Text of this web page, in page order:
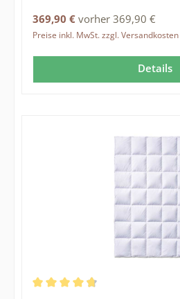
Regulärer Preis:
369,90 € vorher 369,90 €
Preise inkl. MwSt. zzgl. Versandkosten
Details